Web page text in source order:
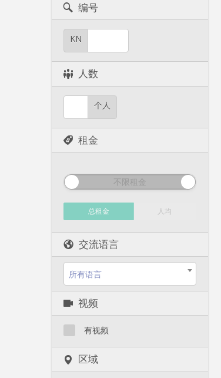
编号
KN
人数
个人
租金
不限租金
总租金 人均
交流语言
所有语言
视频
有视频
区域